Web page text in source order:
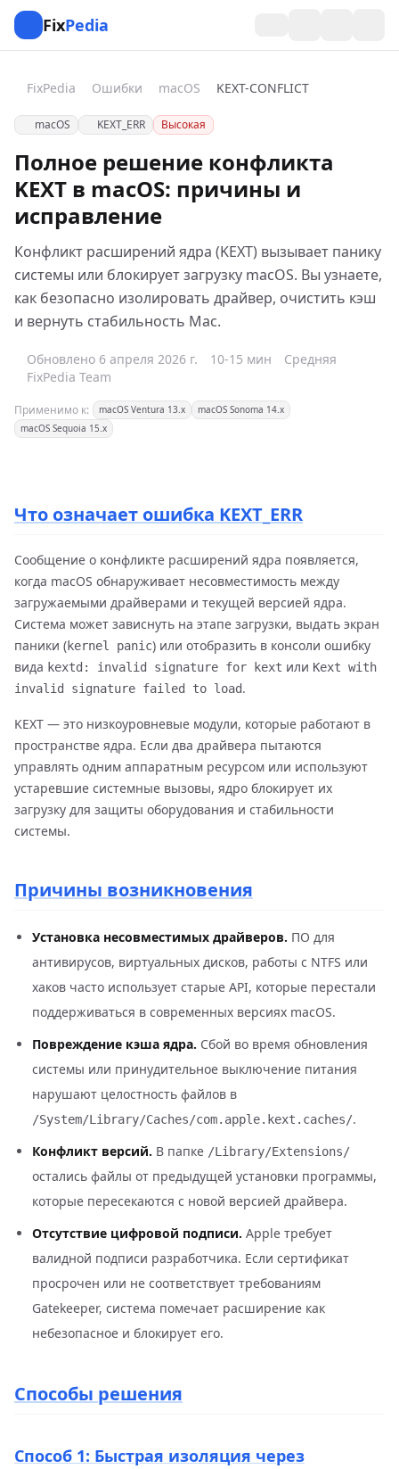
FixPedia
FixPedia Ошибки macOS KEXT-CONFLICT
macOS KEXT_ERR Высокая
Полное решение конфликта
KEXT в macOS: причины и
исправление
Конфликт расширений ядра (KEXT) вызывает панику
системы или блокирует загрузку macOS. Вы узнаете,
как безопасно изолировать драйвер, очистить кэш
и вернуть стабильность Mac.
Обновлено 6 апреля 2026 г. 10-15 мин
Средняя
FixPedia Team
Применимо к: macOS Ventura 13.x
macOS Sonoma 14.x
macOS Sequoia 15.x
Что означает ошибка KEXT_ERR
Сообщение о конфликте расширений ядра появляется,
когда macOS обнаруживает несовместимость между
загружаемыми драйверами и текущей версией ядра.
Система может зависнуть на этапе загрузки, выдать экран
паники (kernel panic) или отобразить в консоли ошибку
вида kextd: invalid signature for kext или Kext with
invalid signature failed to load.
KEXT — это низкоуровневые модули, которые работают в
пространстве ядра. Если два драйвера пытаются
управлять одним аппаратным ресурсом или используют
устаревшие системные вызовы, ядро блокирует их
загрузку для защиты оборудования и стабильности
системы.
Причины возникновения
Установка несовместимых драйверов. ПО для
антивирусов, виртуальных дисков, работы с NTFS или
хаков часто использует старые API, которые перестали
поддерживаться в современных версиях macOS.
Повреждение кэша ядра. Сбой во время обновления
системы или принудительное выключение питания
нарушают целостность файлов в
/System/Library/Caches/com.apple.kext.caches/.
Конфликт версий. В папке /Library/Extensions/
остались файлы от предыдущей установки программы,
которые пересекаются с новой версией драйвера.
Отсутствие цифровой подписи. Apple требует
валидной подписи разработчика. Если сертификат
просрочен или не соответствует требованиям
Gatekeeper, система помечает расширение как
небезопасное и блокирует его.
Способы решения
Способ 1: Быстрая изоляция через